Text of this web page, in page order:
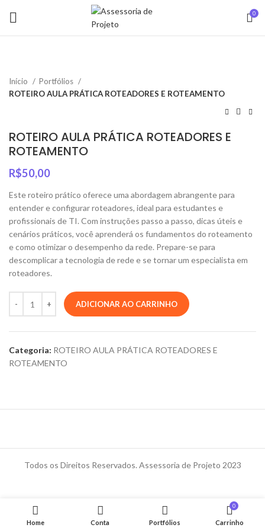
0
Início
Portfólios
ROTEIRO AULA PRÁTICA ROTEADORES E ROTEAMENTO
ROTEIRO AULA PRÁTICA ROTEADORES E
ROTEAMENTO
R$50,00
Este roteiro prático oferece uma abordagem abrangente para
entender e configurar roteadores, ideal para estudantes e
profissionais de TI. Com instruções passo a passo, dicas úteis e
cenários práticos, você aprenderá os fundamentos do roteamento
e como otimizar o desempenho da rede. Prepare-se para
descomplicar a tecnologia de rede e se tornar um especialista em
roteadores.
ADICIONAR AO CARRINHO
Categoria: ROTEIRO AULA PRÁTICA ROTEADORES E
ROTEAMENTO
Todos os Direitos Reservados. Assessoria de Projeto 2023
Home Conta Portfólios
0
Carrinho